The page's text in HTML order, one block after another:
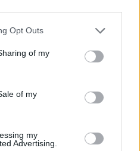
uses one or more Google
behaviour. You may click to
and its third-party tags to
purposes in below Google
Opt Outs
of my
of my
my
Advertising.
aumenta la probabilità di
e di sfruttare i
un coordinamento tra
L’avvocato struttura l’azione
fornisce la base tecnica